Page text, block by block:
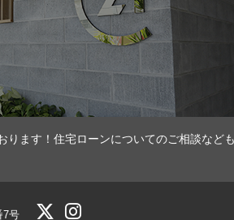
ます！住宅ローンについてのご相談など
7号